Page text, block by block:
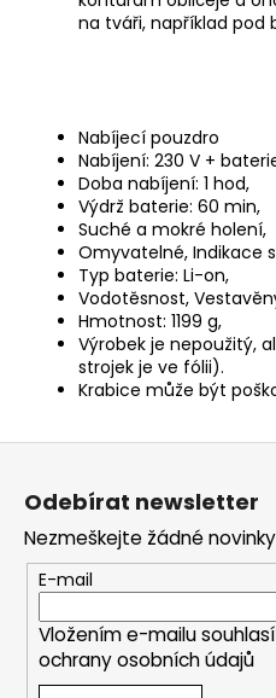
na tváři, například pod
Nabíjecí pouzdro
Nabíjení: 230 V +
Doba nabíjení: 1 hod,
Výdrž baterie: 60 min,
Suché a mokré holení,
Omyvatelné, Indikace
Typ baterie: Li-on,
Vodotěsnost,
Hmotnost: 1199 g,
Výrobek je nepoužitý,
strojek je ve fólii).
Krabice může být
Z
Odebírat newsletter
Nezmeškejte žádné
E-mail
Vložením e-mailu
ochrany osobních údajů